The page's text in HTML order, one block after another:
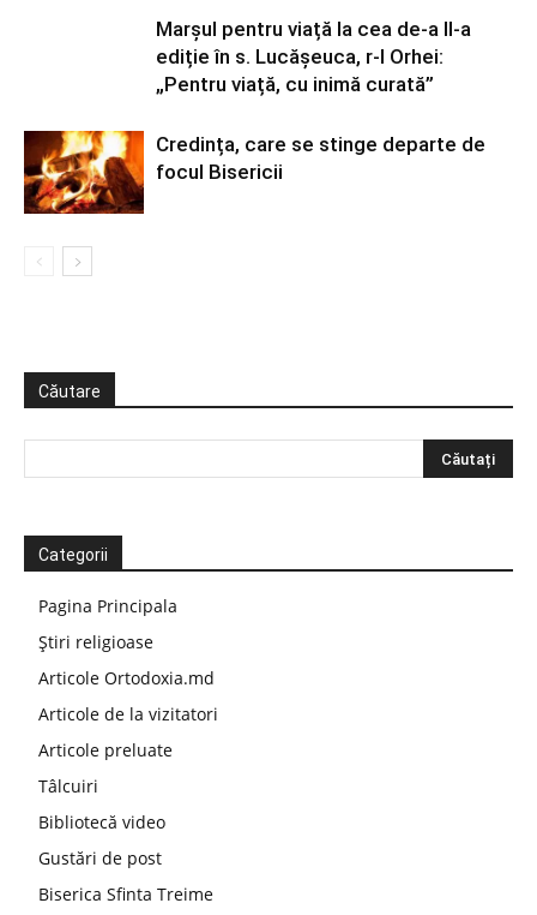
Marșul pentru viață la cea de-a II-a
ediție în s. Lucășeuca, r-l Orhei:
„Pentru viață, cu inimă curată”
Credința, care se stinge departe de
focul Bisericii
Căutare
Categorii
Pagina Principala
Știri religioase
Articole Ortodoxia.md
Articole de la vizitatori
Articole preluate
Tâlcuiri
Bibliotecă video
Gustări de post
Biserica Sfinta Treime